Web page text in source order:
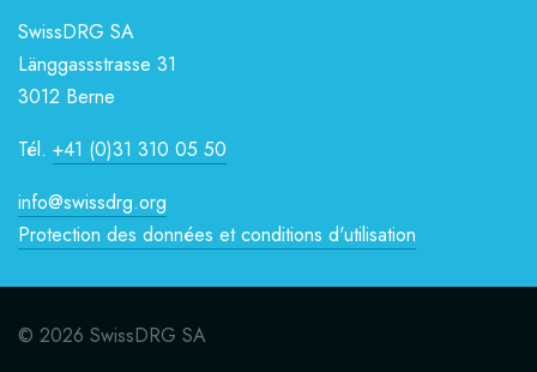
SwissDRG SA
Länggassstrasse 31
3012 Berne
Tél. +41 (0)31 310 05 50
info@swissdrg.org
Protection des données et conditions d'utilisation
© 2026 SwissDRG SA